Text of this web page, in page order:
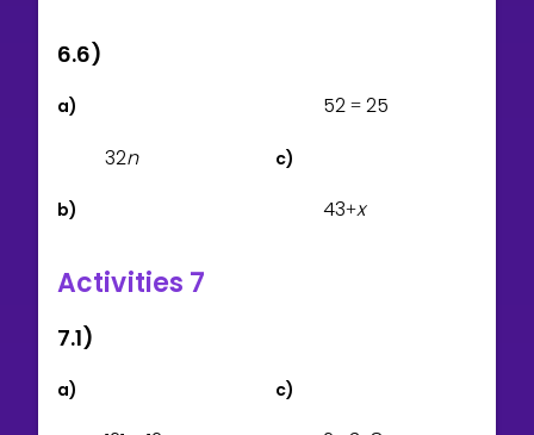
6.6)
a)
32n
b)
52 = 25
c)
43+x
Activities 7
7.1)
a) c)